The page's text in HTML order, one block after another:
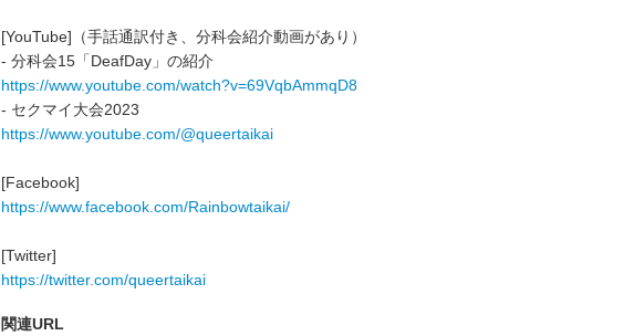
[YouTube]（手話通訳付き、分科会紹介動画があり）
- 分科会15「DeafDay」の紹介
https://www.youtube.com/watch?v=69VqbAmmqD8
- セクマイ大会2023
https://www.youtube.com/@queertaikai
[Facebook]
https://www.facebook.com/Rainbowtaikai/
[Twitter]
https://twitter.com/queertaikai
関連URL